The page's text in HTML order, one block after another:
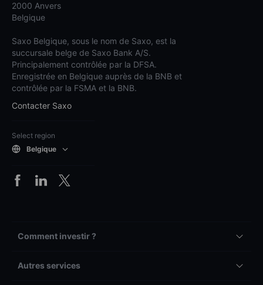
2000 Anvers
Belgique
Saxo Belgique, sous le nom de Saxo, est la
succursale belge de Saxo Bank A/S.
Principalement contrôlée par la DFSA.
Enregistrée en Belgique auprès de la BNB et
contrôlée par la FSMA et la BNB.
Contacter Saxo
Select region
Belgique
Comment investir ?
Autres services